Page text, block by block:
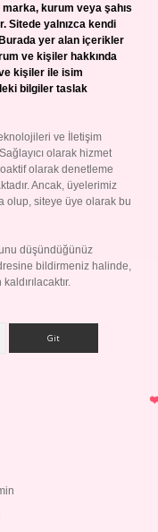
kurum veya şahıs
Sitede yalnızca kendi
Burada yer alan içerikler
ve kişiler hakkında
kişiler ile isim
bilgiler taslak
ve İletişim
olarak hizmet
olarak denetleme
Ancak, üyelerimiz
olup, siteye üye olarak bu
düşündüğünüz
bildirmeniz halinde,